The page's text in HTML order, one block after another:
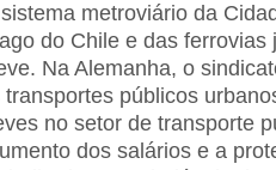
metroviário da
do Chile e das ferrovias
Na Alemanha, o
públicos
no setor de transporte
dos salários e a